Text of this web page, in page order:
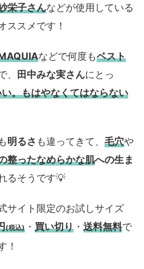
栄子さんなどが使用している
ススメです！
などで何度もベスト
田中みな実さんにとっ
。もはやなくてはならない
明るさ も違ってきて、 毛穴や
整ったなめらかな肌への生ま
るそうです💡
サイト限定のお試しサイズ
(税込) ・ 買い切り ・ 送料無料で
！